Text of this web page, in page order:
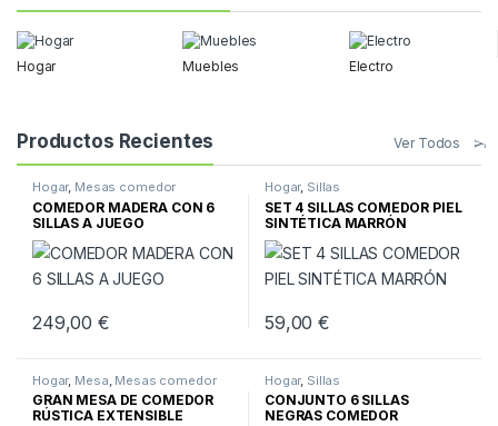
Hogar Muebles Electro
Productos Recientes Ver Todos
Hogar, Mesas comedor
COMEDOR MADERA CON 6
SILLAS A JUEGO
249,00€
Hogar, Sillas
SET 4 SILLAS COMEDOR PIEL
SINTÉTICA MARRÓN
59,00€
Hogar, Mesa Mesas comedor
GRAN MESA DE COMEDOR
RÚSTICA EXTENSIBLE
Hogar, Sillas
CONJUNTO 6 SILLAS
NEGRAS COMEDOR